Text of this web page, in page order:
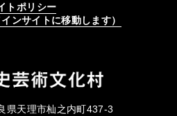
トポリシー
ンサイトに移動します）
県天理市杣之内町437-3